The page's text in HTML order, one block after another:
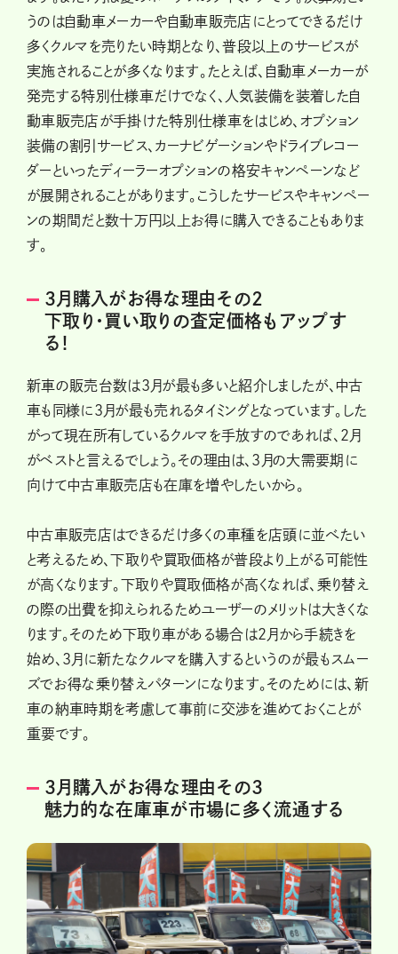
うのは自動車メーカーや自動車販売店にとってできるだけ
多くクルマを売りたい時期となり、普段以上のサービスが
実施されることが多くなります。たとえば、自動車メーカーが
発売する特別仕様車だけでなく、人気装備を装着した自
動車販売店が手掛けた特別仕様車をはじめ、オプション
装備の割引サービス、カーナビゲーションやドライブレコー
ダーといったディーラーオプションの格安キャンペーンなど
が展開されることがあります。こうしたサービスやキャンペー
ンの期間だと数十万円以上お得に購入できることもありま
す。
3月購入がお得な理由その2
下取り・買い取りの査定価格もアップす
る！
新車の販売台数は3月が最も多いと紹介しましたが、中古
車も同様に3月が最も売れるタイミングとなっています。した
がって現在所有しているクルマを手放すのであれば、2月
がベストと言えるでしょう。その理由は、3月の大需要期に
向けて中古車販売店も在庫を増やしたいから。
中古車販売店はできるだけ多くの車種を店頭に並べたい
と考えるため、下取りや買取価格が普段より上がる可能性
が高くなります。下取りや買取価格が高くなれば、乗り替え
の際の出費を抑えられるためユーザーのメリットは大きくな
ります。そのため下取り車がある場合は2月から手続きを
始め、3月に新たなクルマを購入するというのが最もスムー
ズでお得な乗り替えパターンになります。そのためには、新
車の納車時期を考慮して事前に交渉を進めておくことが
重要です。
3月購入がお得な理由その3
魅力的な在庫車が市場に多く流通する